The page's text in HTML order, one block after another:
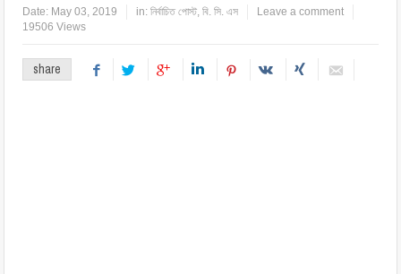
Date: May 03, 2019 in:নির্বাচিত পোস্ট,বি. সি. এস
Leave a comment
19506 Views
share